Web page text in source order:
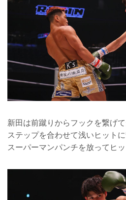
新田は前蹴りからフックを繋げ
ステップを合わせて浅いヒット
スーパーマンパンチを放ってヒッ